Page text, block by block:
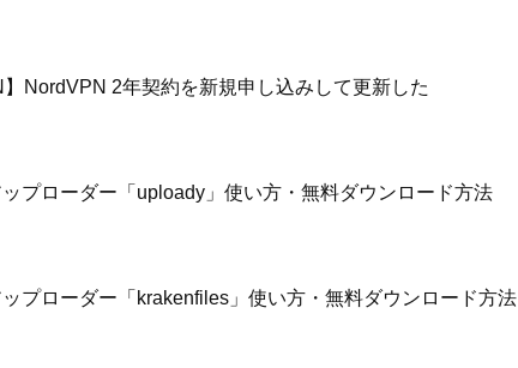
】NordVPN 2年契約を新規申し込みして更新した
プローダー「uploady」使い方・無料ダウンロード方法
プローダー「krakenfiles」使い方・無料ダウンロード方法